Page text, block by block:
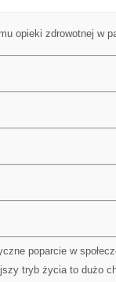
opieki zdrowotnej w
poparcie w
tryb życia to dużo